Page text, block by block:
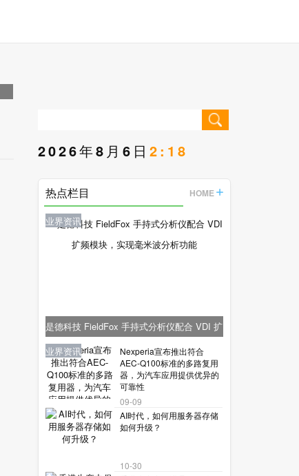
2026年8月6日 2:18
热点栏目 HOME
业界资讯
是德科技 FieldFox 手持式分析仪配合 VDI 扩
频模块，实现毫米波分析功能
新品报到
Nexperia宣布推出符合
AEC-Q100标准的多路复用
器，为汽车应用提供优异的
可靠性
09-09
业界资讯
AI时代，如何用服务器存储
如何升级？
10-30
业界资讯
业界资讯
业界资讯